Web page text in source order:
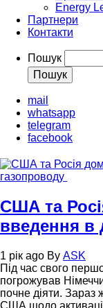
Energy
Партнери
Контакти
Пошук
mail
whatsapp
telegram
facebook
США та
введення в
1 рік ago By ASK
Під час свого
погрожував
почне діяти. Зараз
США щодо